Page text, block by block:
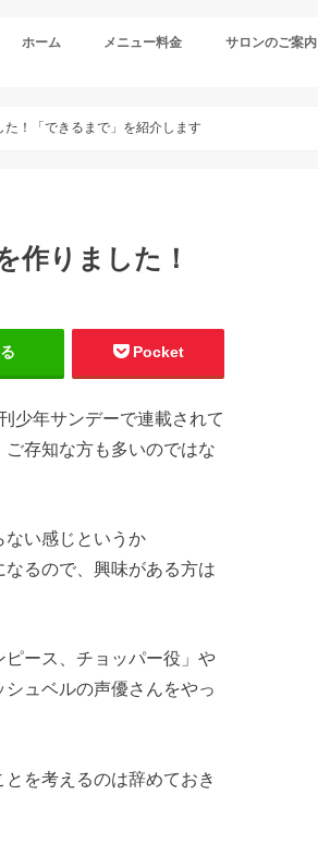
ホーム メニュー料金 サロンのご案内
た！「できるまで」を紹介します
作りました！
Pocket
少年サンデーで連載されて
存知な方も多いのではな
ない感じというか
なるので、興味がある方は
ース、チョッパー役」や
ュベルの声優さんをやっ
を考えるのは辞めておき